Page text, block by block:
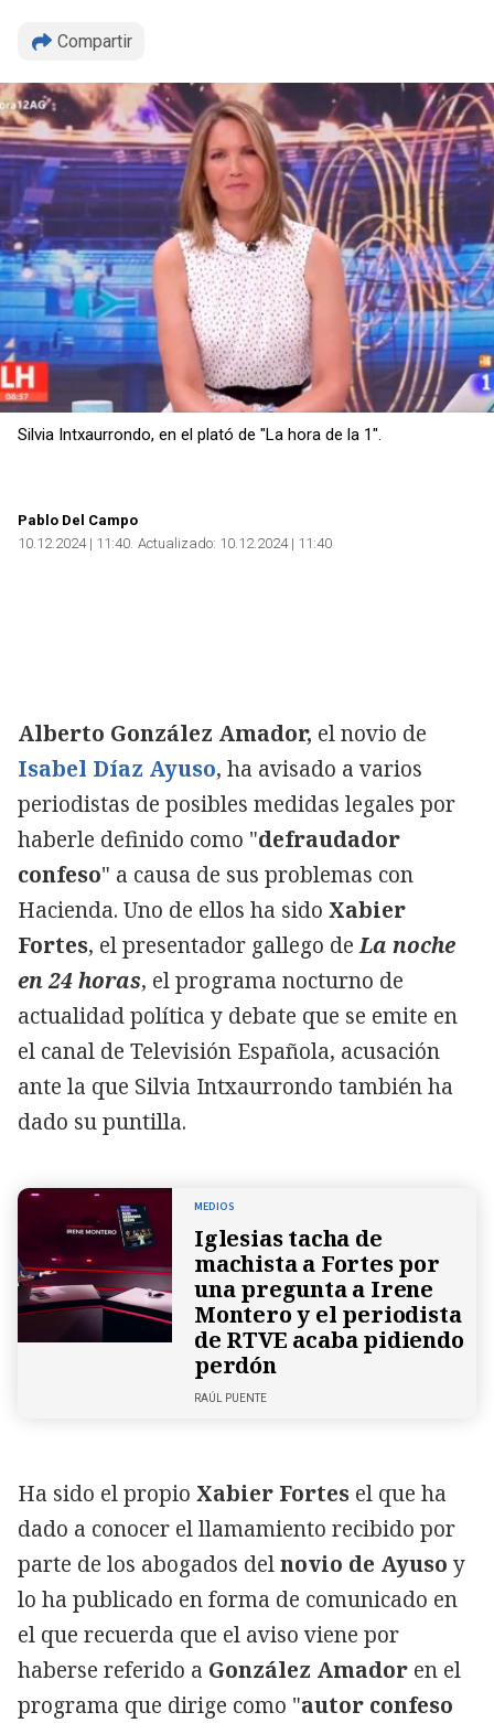
Compartir
Copiar
Silvia Intxaurrondo, en el plató de "La hora de la 1".
Pablo Del Campo
10.12.2024 | 11:40 Actualizado: 10.12.2024 | 11:40
Alberto González Amador, el novio de
Isabel Díaz Ayuso, ha avisado a varios
periodistas de posibles medidas legales por
haberle definido como "defraudador
confeso" a causa de sus problemas con
Hacienda. Uno de ellos ha sido Xabier
Fortes, el presentador gallego deLa noche
en 24 horas, el programa nocturno de
actualidad política y debate que se emite en
el canal de Televisión Española, acusación
ante la que Silvia Intxaurrondo también ha
dado su puntilla.
MEDIOS
Iglesias tacha de
machista a Fortes por
una pregunta a Irene
Montero y el periodista
de RTVE acaba pidiendo
perdón
RAÚL PUENTE
Ha sido el propio Xabier Fortes el que ha
dado a conocer el llamamiento recibido por
parte de los abogados delnovio de Ayuso y
lo ha publicado en forma de comunicado en
el que recuerda que el aviso viene por
haberse referido a González Amador en el
programa que dirige como "autor confeso